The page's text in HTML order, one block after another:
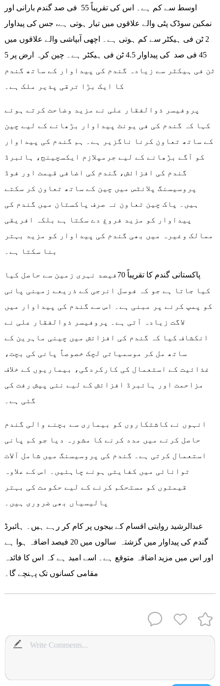
اوسط سے کم ہے۔ اس کی تقریباً 55 فی صد گندم بارانی اور
نمکین سوڈک پٹی والے علاقوں میں تیار ہوتی ہے، جس کی پیداوار
2 ٹن فی ہیکٹر سے کم ہوتی ہے۔ اچھی آبپاشی والے علاقوں میں
45 فی صد کی پیداوار 4.5 ٹن فی ہیکٹر ہے۔ چین کرہ ارض پر 5
ٹن فی ہیکٹر سے زیادہ گندم کی پیداوار کے ساتھ گندم
کا ایک بڑا ترقی پذیر ملک ہے۔
پروفیسر ذوالفقار علی نے مزید وضاحت کرتے ہوئے
کہا کہ گندم کی فی یونٹ پیداوار بڑھانے کے لیے چین
کے ساتھ تعاون کرنا ناگزیر ہے۔ ہم گندم کی پیداوار
کو آگے بڑھانے کے لیے جرمپلازم ایکسچینج، ہائبرڈ
گندم کی افزائش، گندم کی اضافی قیمت اور فوڈ
پروسیسنگ پلانٹس میں چین کے ساتھ تعاون کر سکتے
ہیں۔ پاک چین تعاون نہ صرف پاکستان میں گندم کی
پیداوار کو مزید فروغ دے سکتا ہے بلکہ افریقی
ممالک وغیرہ میں بھی گندم کی پیداوار کو مزید بہتر
بنا سکتا ہے۔
پاکستانی گندم کا تقریباً 70فیصد نہری زمین سے حاصل کیا
کیا جاتا ہے جو کہ فوسل انرجی کے ذریعے زمینی پانی
کو پمپ کرنے پر مبنی ہے۔ اس سے گندم کی پیداوار میں
لاگت زیادہ آتی ہے۔ پروفیسر ذوالفقار علی نے
انکشاف کیا کہ گندم کی افزائش میں چینی ماہرین کے
ساتھ مل کر موسمیاتی لچک خصوصاً پانی کی بچت،
غذائیت کے استعمال کی کارکردگی، بیماریوں کے خلاف
مزاحمت اور ہائبرڈ افزائش کے لیے نئی پیش رفت کی
گئی ہے۔
انہوں نے کاشتکاروں کو بیماری سے بچنے والی گندم
حاصل کرنے میں مدد کرنے کا مشورہ دیا جو کم پانی
استعمال کرتی ہے۔ گندم کی پروسیسنگ میں شامل آلات
توانائی میں کفایتی ہونے چاہئیں۔ اس کے علاوہ
قیمتوں کو مستحکم کرنے کے لیے حکومت کی بہتر
پالیسیاں بھی ضروری ہیں۔
عبدالرشید روایتی اقسام کے بیجوں پر کام کر رہے ہیں۔ ہائبرڈ
گندم کی پیداوار میں گزشتہ سالوں میں 20 فیصد اضافہ ہوا ہے
اور اس میں مزید اضافہ متوقع ہے۔ اسے امید ہے کہ اس کا فائدہ
مقامی کسانوں تک پہنچے گا۔